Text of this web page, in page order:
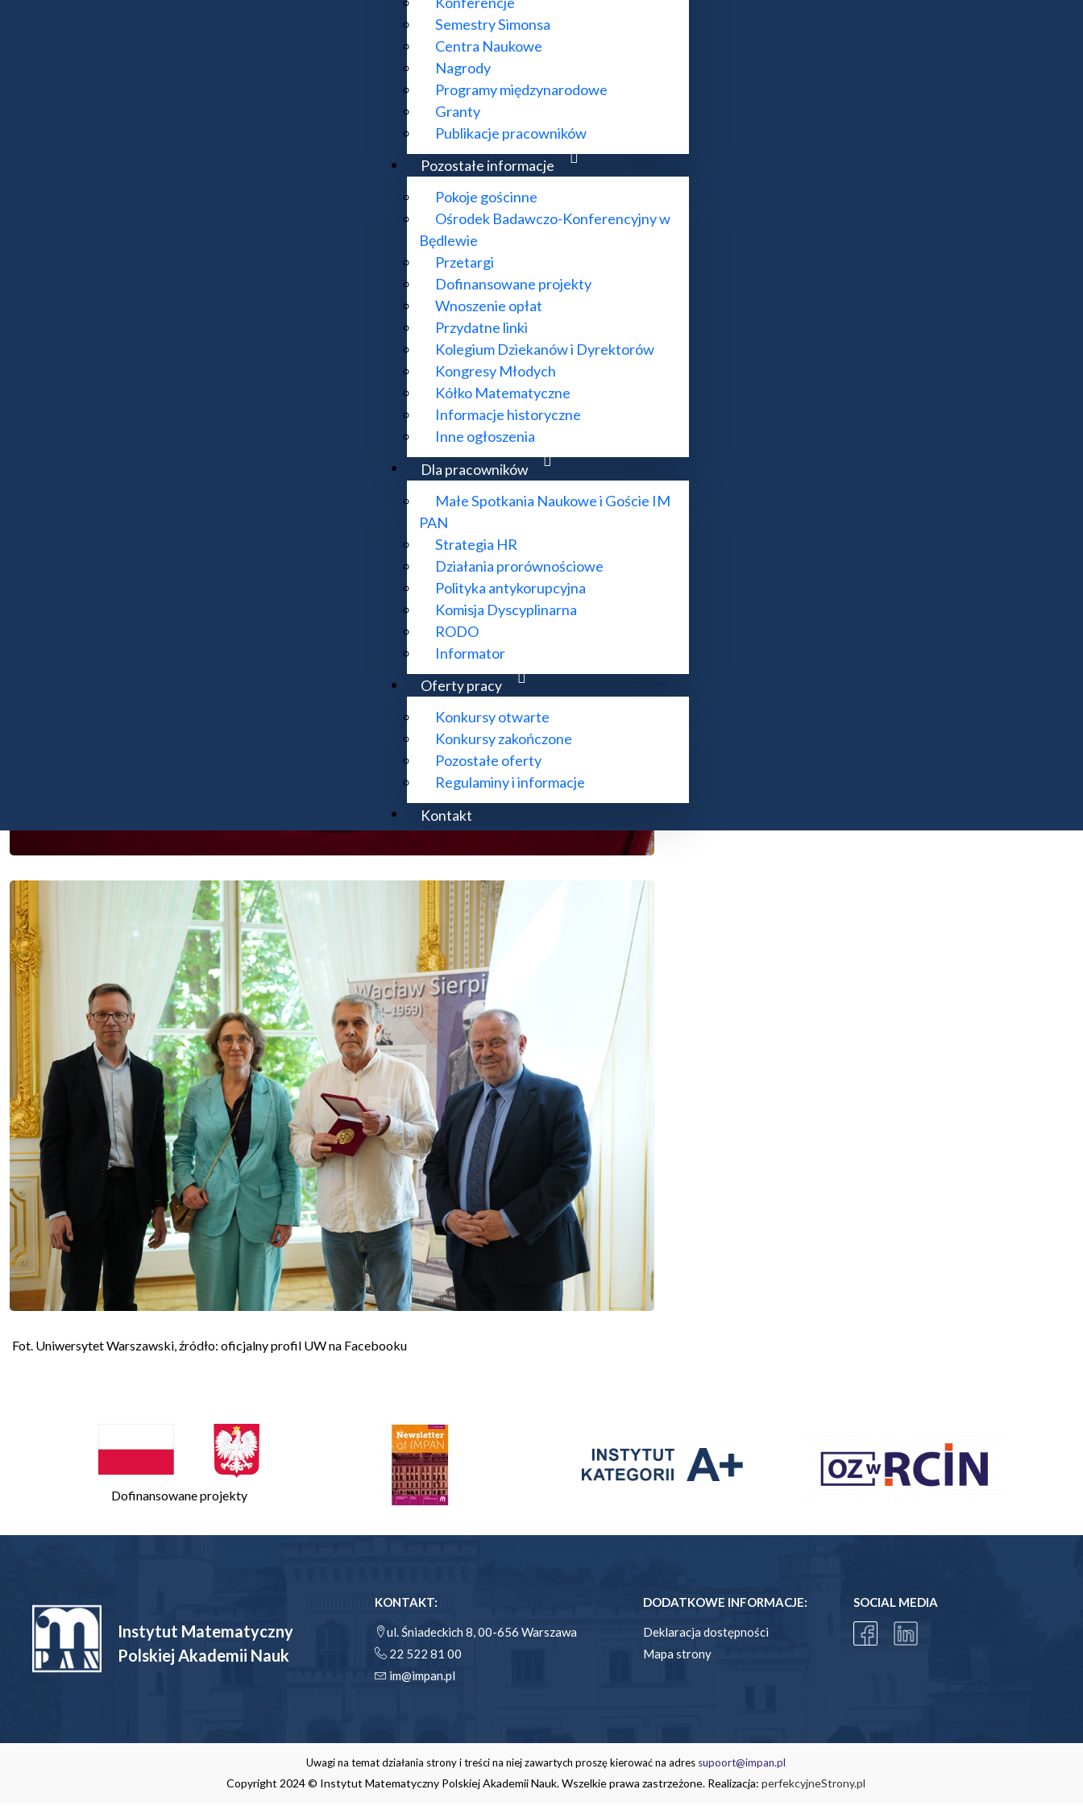
Semestry Simonsa
Centra Naukowe
Nagrody
Programy międzynarodowe
Granty
Publikacje pracowników
Pozostałe informacje
Pokoje gościnne
Ośrodek Badawczo-Konferencyjny w
Będlewie
Przetargi
Dofinansowane projekty
Wnoszenie opłat
Przydatne linki
Kolegium Dziekanów i Dyrektorów
Kongresy Młodych
Kółko Matematyczne
Informacje historyczne
Inne ogłoszenia
Dla pracowników
Małe Spotkania Naukowe i Goście IM
PAN
Strategia HR
Działania prorównościowe
Polityka antykorupcyjna
Komisja Dyscyplinarna
RODO
Informator
Oferty pracy
Konkursy otwarte
Konkursy zakończone
Pozostałe oferty
Regulaminy i informacje
Kontakt
Fot. Uniwersytet Warszawski, źródło: oficjalny profil UW na Facebooku
Dofinansowane projekty
Instytut Matematyczny
Polskiej Akademii Nauk
KONTAKT:
ul. Śniadeckich 8, 00-656 Warszawa
22 522 81 00
im@impan.pl
DODATKOWE INFORMACJE:
Deklaracja dostępności
Mapa strony
SOCIAL MEDIA
Uwagi na temat działania strony i treści na niej zawartych proszę kierować na adres supoort@impan.pl
Copyright 2024 © Instytut Matematyczny Polskiej Akademii Nauk. Wszelkie prawa zastrzeżone. Realizacja: perfekcyjneStrony.pl